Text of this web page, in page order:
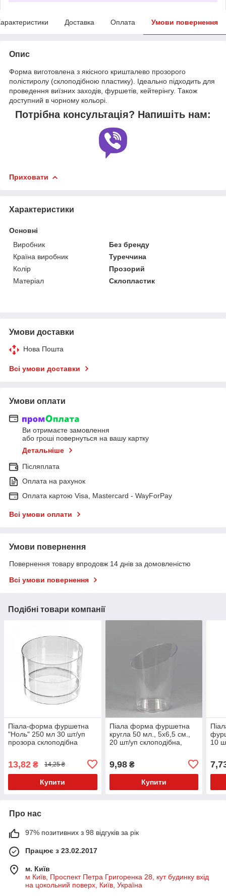
Доставка Оплата Умови повернення
Опис
Форма виготовлена з якісного кришталево прозорого
полістиролу (склоподібною пластику). Ідеально підходить для
проведення виїзних заходів, фуршетів, кейтерінгу. Також
доступний в чорному кольорі.
Потрібна консультація? Напишіть нам:
Приховати
Характеристики
Основні
Виробник
Без бренду
Країна виробник
Туреччина
Колір
Прозорий
Матеріал
Склопластик
Умови доставки
Нова Пошта
Всі умови доставки
Умови оплати
Ви отримаєте замовлення
або гроші повернуться на вашу картку
Детальніше
Післяплата
Оплата на рахунок
Оплата картою Visa, Mastercard - WayForPay
Всі умови оплати
Умови повернення
Повернення товару впродовж 14 днів за домовленістю
Всі умови повернення
Подібні товари компанії
Піала-форма фуршетна
"Ноль" 250 мл 30 шт/уп
прозора склоподібна
13,82 ₴ 14,25 ₴
Купити
Піала форма фуршетна
кругла 50 мл., 5х6,5 см.,
20 шт/уп склоподібна,
9,98₴
Купити
10
Про нас
97% позитивних з 98 відгуків за рік
Працює з 23.02.2017
м. Київ
м Київ, Проспект Петра Григоренка 28, кут будинку вхід
на цокольний поверх, Київ, Україна